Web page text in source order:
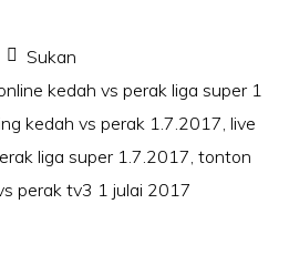
Sukan
kedah vs perak liga super 1
kedah vs perak 1.7.2017, live
liga super 1.7.2017, tonton
perak tv3 1 julai 2017